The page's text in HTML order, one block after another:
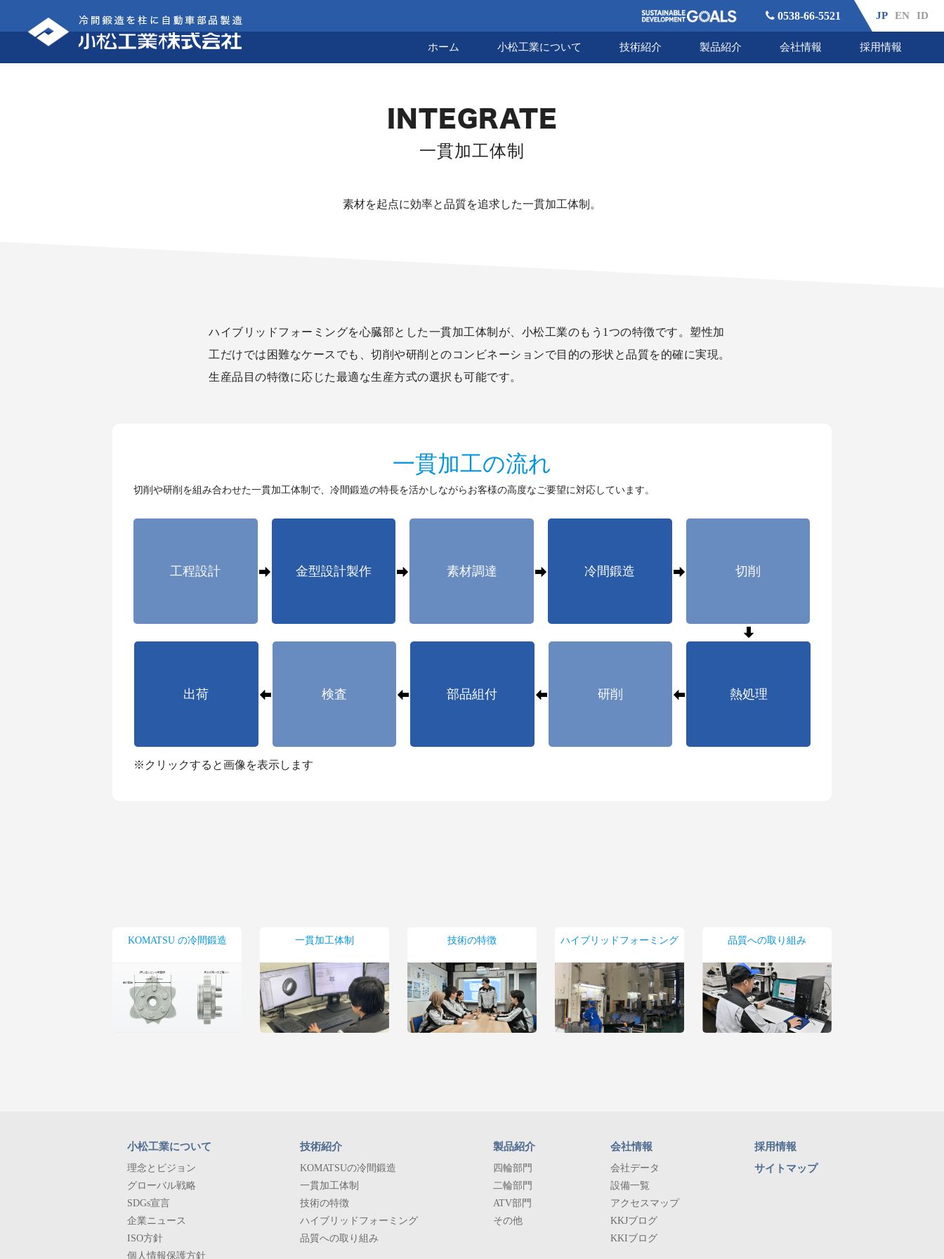
0538-66-5521 JP EN ID
ホーム 小松工業について 技術紹介 製品紹介 会社情報 採用情報
INTEGRATE
一貫加工体制
素材を起点に効率と品質を追求した一貫加工体制。
ハイブリッドフォーミングを心臓部とした一貫加工体制が、小松工業のもう1つの特徴です。塑性加
工だけでは困難なケースでも、切削や研削とのコンビネーションで目的の形状と品質を的確に実現。
生産品目の特徴に応じた最適な生産方式の選択も可能です。
一貫加工の流れ
切削や研削を組み合わせた一貫加工体制で、冷間鍛造の特長を活かしながらお客様の高度なご要望に対応しています。
工程設計 金型設計製作 素材調達 冷間鍛造 切削
熱処理
研削
部品組付
検査
出荷
※クリックすると画像を表示します
KOMATSU の冷間鍛造 一貫加工体制 技術の特徴 ハイブリッドフォーミング 品質への取り組み
小松工業について
理念とビジョン
グローバル戦略
SDGs宣言
企業ニュース
ISO方針
個人情報保護方針
技術紹介
KOMATSUの冷間鍛造
一貫加工体制
技術の特徴
ハイブリッドフォーミング
品質への取り組み
製品紹介
四輪部門
二輪部門
ATV部門
その他
会社情報
会社データ
設備一覧
アクセスマップ
KKJブログ
KKIブログ
採用情報
サイトマップ